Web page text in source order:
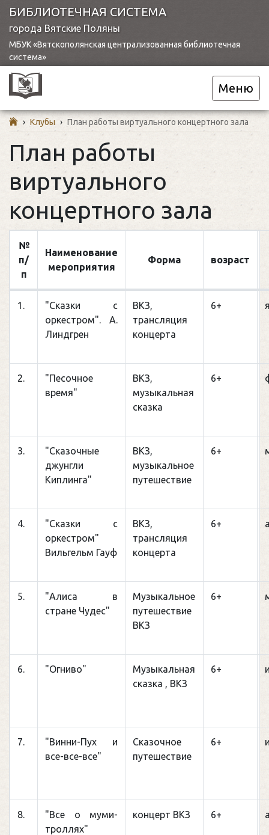
БИБЛИОТЕЧНАЯ СИСТЕМА
города Вятские Поляны
МБУК «Вятскополянская централизованная библиотечная
система»
Меню
› Клубы › План работы виртуального концертного зала
План работы
виртуального
концертного зала
№
п/
п
Наименование
мероприятия
Форма возраст
1.
"Сказки с
оркестром". А.
Линдгрен
ВКЗ,
трансляция
концерта
6+
2.
"Песочное
время"
ВКЗ,
музыкальная
сказка
6+
3.
"Сказочные
джунгли
Киплинга"
ВКЗ,
музыкальное
путешествие
6+
4.
"Сказки с
оркестром"
Вильгельм Гауф
ВКЗ,
трансляция
концерта
6+
5.
"Алиса в
стране Чудес"
Музыкальное
путешествие
ВКЗ
6+
6. "Огниво"
Музыкальная
сказка , ВКЗ
6+
7.
"Винни-Пух и
все-все-все"
Сказочное
путешествие
6+
8.
"Все о муми-
троллях"
концерт ВКЗ 6+